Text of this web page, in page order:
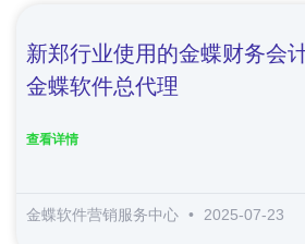
新郑行业使用的金蝶财务会
金蝶软件总代理
查看详情
金蝶软件营销服务中心 2025-07-23